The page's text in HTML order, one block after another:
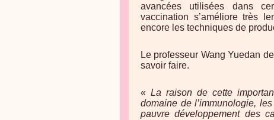
avancées utilisées dans
vaccination s’améliore très
encore les techniques de
Le professeur Wang Yuedan
savoir faire.
«La raison de cette
domaine de l’immunologie,
pauvre développement des